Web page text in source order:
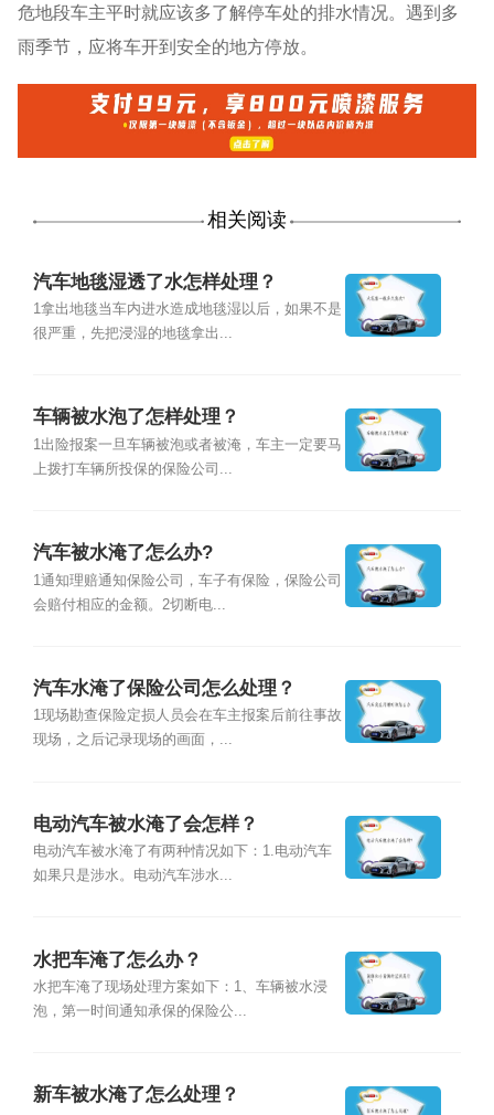
危地段车主平时就应该多了解停车处的排水情况。遇到多
雨季节，应将车开到安全的地方停放。
相关阅读
汽车地毯湿透了水怎样处理？
1拿出地毯当车内进水造成地毯湿以后，如果不是
很严重，先把浸湿的地毯拿出...
车辆被水泡了怎样处理？
1出险报案一旦车辆被泡或者被淹，车主一定要马
上拨打车辆所投保的保险公司...
汽车被水淹了怎么办?
1通知理赔通知保险公司，车子有保险，保险公司
会赔付相应的金额。2切断电...
汽车水淹了保险公司怎么处理？
1现场勘查保险定损人员会在车主报案后前往事故
现场，之后记录现场的画面，...
电动汽车被水淹了会怎样？
电动汽车被水淹了有两种情况如下：1.电动汽车
如果只是涉水。电动汽车涉水...
水把车淹了怎么办？
水把车淹了现场处理方案如下：1、车辆被水浸
泡，第一时间通知承保的保险公...
新车被水淹了怎么处理？